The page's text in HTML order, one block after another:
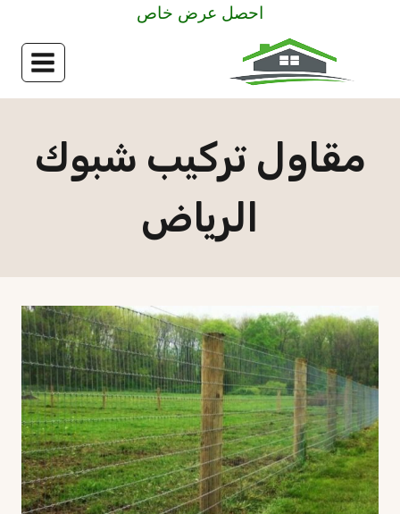
احصل عرض خاص
مقاول تركيب شبوك
الرياض